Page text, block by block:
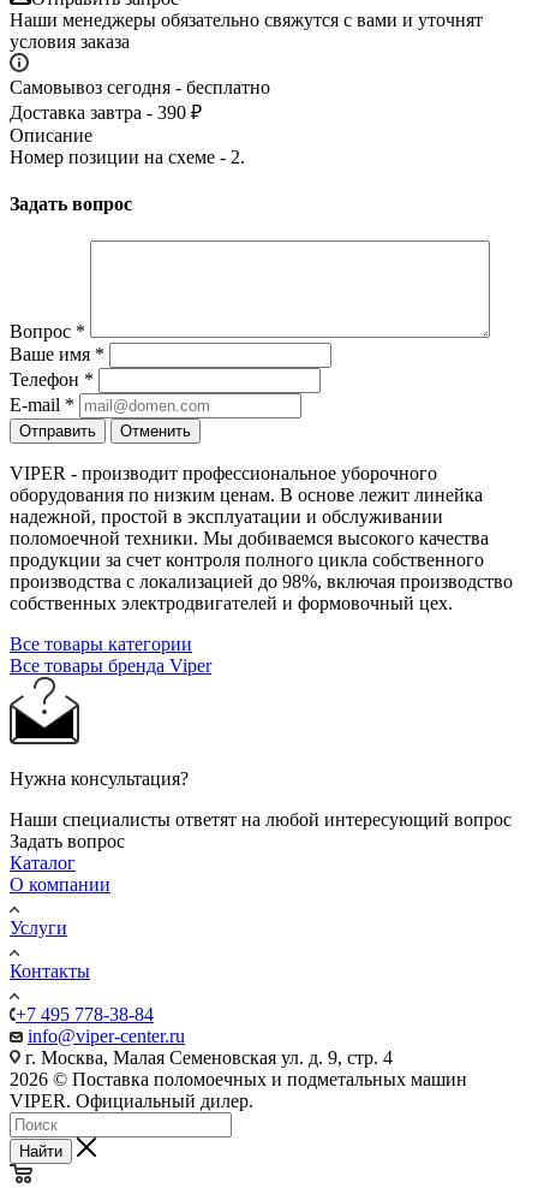
Наши менеджеры обязательно свяжутся с вами и уточнят
условия заказа
Самовывоз сегодня - бесплатно
Доставка завтра - 390 ₽
Описание
Номер позиции на схеме - 2.
Задать вопрос
Вопрос *
Ваше имя *
Телефон *
E-mail *
Отправить Отменить
VIPER - производит профессиональное уборочного
оборудования по низким ценам. В основе лежит линейка
надежной, простой в эксплуатации и обслуживании
поломоечной техники. Мы добиваемся высокого качества
продукции за счет контроля полного цикла собственного
производства с локализацией до 98%, включая производство
собственных электродвигателей и формовочный цех.
Все товары категории
Все товары бренда Viper
Нужна консультация?
Наши специалисты ответят на любой интересующий вопрос
Задать вопрос
Каталог
О компании
Услуги
Контакты
+7 495 778-38-84
info@viper-center.ru
г. Москва, Малая Семеновская ул. д. 9, стр. 4
2026 © Поставка поломоечных и подметальных машин
VIPER. Официальный дилер.
Найти